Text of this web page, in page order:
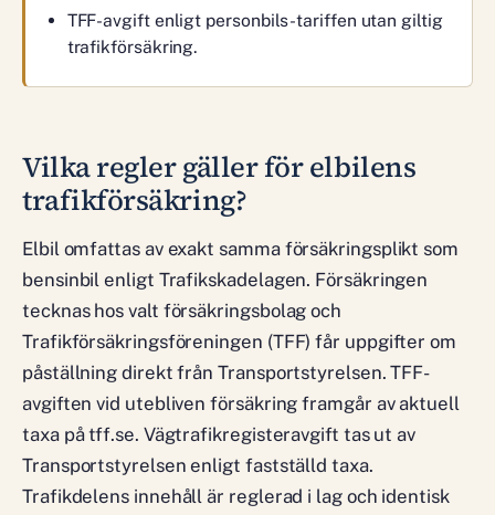
TFF-avgift enligt personbils-tariffen utan giltig
trafikförsäkring.
Vilka regler gäller för elbilens
trafikförsäkring?
Elbil omfattas av exakt samma försäkringsplikt som
bensinbil enligt Trafikskadelagen. Försäkringen
tecknas hos valt försäkringsbolag och
Trafikförsäkringsföreningen (TFF) får uppgifter om
påställning direkt från Transportstyrelsen. TFF-
avgiften vid utebliven försäkring framgår av aktuell
taxa på tff.se. Vägtrafikregisteravgift tas ut av
Transportstyrelsen enligt fastställd taxa.
Trafikdelens innehåll är reglerad i lag och identisk